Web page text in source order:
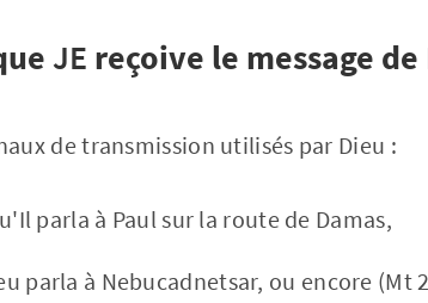
JE reçoive le message de
de transmission utilisés par Dieu :
parla à Paul sur la route de Damas,
parla à Nebucadnetsar, ou encore (Mt